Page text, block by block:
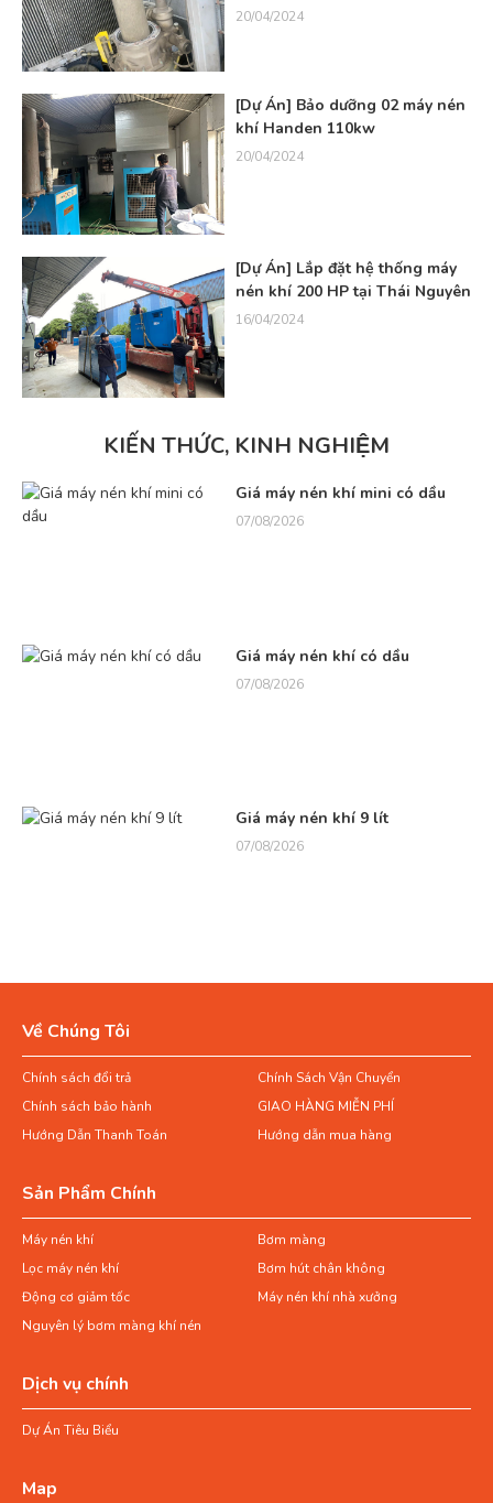
20/04/2024
[Dự Án] Bảo dưỡng 02 máy nén
khí Handen 110kw
20/04/2024
[Dự Án] Lắp đặt hệ thống máy
nén khí 200 HP tại Thái Nguyên
16/04/2024
KIẾN THỨC, KINH NGHIỆM
Giá máy nén khí mini có dầu
07/08/2026
Giá máy nén khí có dầu
07/08/2026
Giá máy nén khí 9 lít
07/08/2026
Về Chúng Tôi
Chính sách đổi trả
Chính Sách Vận Chuyển
Chính sách bảo hành
GIAO HÀNG MIỄN PHÍ
Hướng Dẫn Thanh Toán
Hướng dẫn mua hàng
Sản Phẩm Chính
Máy nén khí
Bơm màng
Lọc máy nén khí
Bơm hút chân không
Động cơ giảm tốc
Máy nén khí nhà xưởng
Nguyên lý bơm màng khí nén
Dịch vụ chính
Dự Án Tiêu Biểu
Map